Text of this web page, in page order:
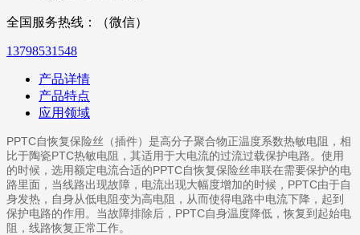
全国服务热线：（微信）
13798531548
产品详情
产品特点
应用领域
PPTC自恢复保险丝（插件）是高分子聚合物正温度系数热敏电阻，相
比于陶瓷PTC热敏电阻，其适用于大电流的过流过载保护电路。使用
的时候，选用额定电流合适的PPTC自恢复保险丝串联在需要保护的电
路里面，当线路出现故障，电流出现大幅度增加的时候，PPTC由于自
身发热，自身从低电阻变为高电阻，从而使得电路中电流下降，起到
保护电路的作用。当故障排除后，PPTC自身温度降低，恢复到起始电
阻，线路恢复正常工作。